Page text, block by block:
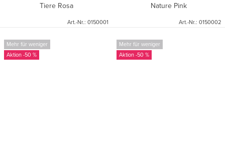
Tiere Rosa
Art.-Nr.: 0150001
Nature Pink
Art.-Nr.: 0150002
Mehr für weniger
-50 %
Mehr für weniger
-50 %